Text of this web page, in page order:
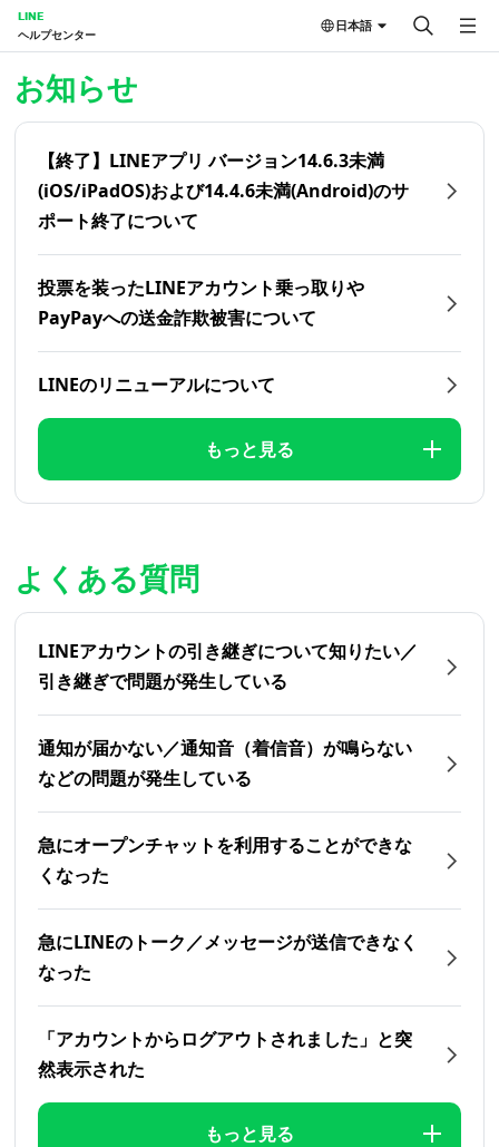
LINE
ヘルプセンター
日本語
お知らせ
【終了】LINEアプリ バージョン14.6.3未満
(iOS/iPadOS)および14.4.6未満(Android)のサ
ポート終了について
投票を装ったLINEアカウント乗っ取りや
PayPayへの送金詐欺被害について
LINEのリニューアルについて
もっと見る
よくある質問
LINEアカウントの引き継ぎについて知りたい／
引き継ぎで問題が発生している
通知が届かない／通知音（着信音）が鳴らない
などの問題が発生している
急にオープンチャットを利用することができな
くなった
急にLINEのトーク／メッセージが送信できなく
なった
「アカウントからログアウトされました」と突
然表示された
もっと見る